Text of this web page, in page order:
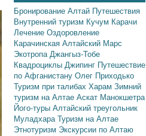
Бронирование Алтай Путешествия
Внутренний туризм Кучум Карачи
Лечение Оздоровление
Карачинская Алтайский Марс
ЭкотропаДжангыз-Тобе
Квадроциклы Джипинг Путешествие
по Афганистану Олег Приходько
Туризм при талибах Харам Зимний
туризм на Алтае Аскат Манокшетра
Його-туры Алтайский треугольник
МуладхараТуризм на Алтае
Этнотуризм Экскурсии по Алтаю